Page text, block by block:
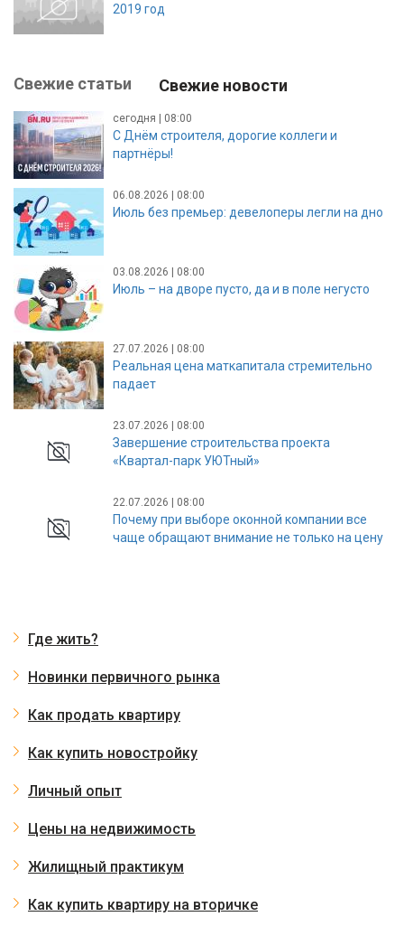
2019 год
Свежие статьи Свежие новости
сегодня | 08:00
С Днём строителя, дорогие коллеги и
партнёры!
06.08.2026 | 08:00
Июль без премьер: девелоперы легли на дно
03.08.2026 | 08:00
Июль – на дворе пусто, да и в поле негусто
27.07.2026 | 08:00
Реальная цена маткапитала стремительно
падает
23.07.2026 | 08:00
Завершение строительства проекта
«Квартал-парк УЮТный»
22.07.2026 | 08:00
Почему при выборе оконной компании все
чаще обращают внимание не только на цену
Где жить?
Новинки первичного рынка
Как продать квартиру
Как купить новостройку
Личный опыт
Цены на недвижимость
Жилищный практикум
Как купить квартиру на вторичке